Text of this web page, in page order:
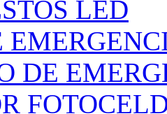
LED
DE